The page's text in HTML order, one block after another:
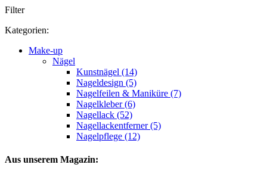
Filter
Kategorien:
Make-up
Nägel
Kunstnägel (14)
Nageldesign (5)
Nagelfeilen & Maniküre (7)
Nagelkleber (6)
Nagellack (52)
Nagellackentferner (5)
Nagelpflege (12)
Aus unserem Magazin: